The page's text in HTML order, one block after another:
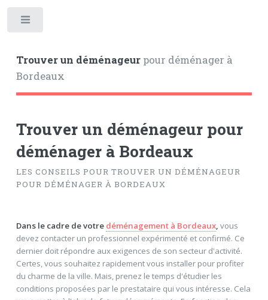
Trouver un déménageur pour déménager à
Bordeaux
Trouver un déménageur pour
déménager à Bordeaux
LES CONSEILS POUR TROUVER UN DÉMÉNAGEUR
POUR DÉMÉNAGER À BORDEAUX
Dans le cadre de votre déménagement à Bordeaux, vous
devez contacter un professionnel expérimenté et confirmé. Ce
dernier doit répondre aux exigences de son secteur d'activité.
Certes, vous souhaitez rapidement vous installer pour profiter
du charme de la ville. Mais, prenez le temps d'étudier les
conditions proposées par le prestataire qui vous intéresse. Cela